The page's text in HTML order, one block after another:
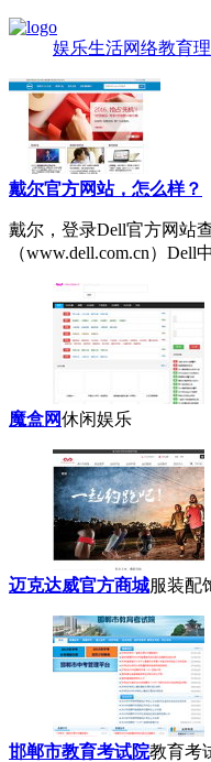
娱乐生活网络教育
戴尔官方网站，怎么样？
戴尔 ，登录Dell官方网站
（www.dell.com.cn）
魔盒网休闲娱乐
迈克达威官方商城服装配
邯郸市教育考试院教育考